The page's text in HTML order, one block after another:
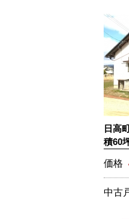
日高
積60
価格
中古